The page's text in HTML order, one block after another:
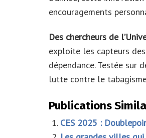
encouragements
Des chercheurs de
exploite les capteurs
dépendance. Testée
lutte contre le
Publications
CES 2025 :